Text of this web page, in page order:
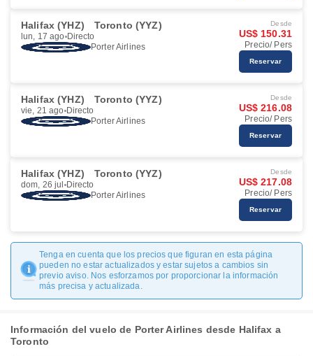
Halifax (YHZ) Toronto (YYZ)
lun, 17 ago Directo
Porter Airlines
Desde
US$ 150.31
Precio/ Pers
Reservar
Halifax (YHZ) Toronto (YYZ)
vie, 21 ago Directo
Porter Airlines
Desde
US$ 216.08
Precio/ Pers
Reservar
Halifax (YHZ) Toronto (YYZ)
dom, 26 jul Directo
Porter Airlines
Desde
US$ 217.08
Precio/ Pers
Reservar
Tenga en cuenta que los precios que figuran en esta página
pueden no estar actualizados y estar sujetos a cambios sin
previo aviso. Nos esforzamos por proporcionar la información
más precisa y actualizada.
Información del vuelo de Porter Airlines desde Halifax a
Toronto